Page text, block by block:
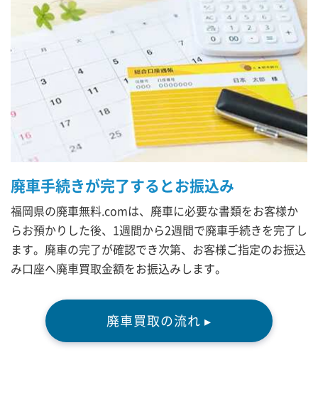
廃車手続きが完了するとお振込み
福岡県の廃車無料.comは、廃車に必要な書類をお客様か
らお預かりした後、1週間から2週間で廃車手続きを完了し
ます。廃車の完了が確認でき次第、お客様ご指定のお振込
み口座へ廃車買取金額をお振込みします。
廃車買取の流れ ▸